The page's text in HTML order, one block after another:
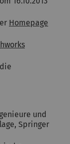
Homepage
und
Springer